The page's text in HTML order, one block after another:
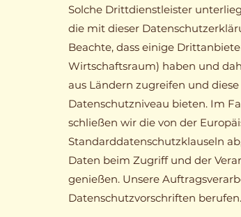
Solche Drittdienstleister
die mit dieser
Beachte, dass einige
Wirtschaftsraum) haben und
aus Ländern zugreifen und
Datenschutzniveau bieten. Im
schließen wir die von der
Standarddatenschutzklauseln
Daten beim Zugriff und der
genießen. Unsere
Datenschutzvorschriften berufen.